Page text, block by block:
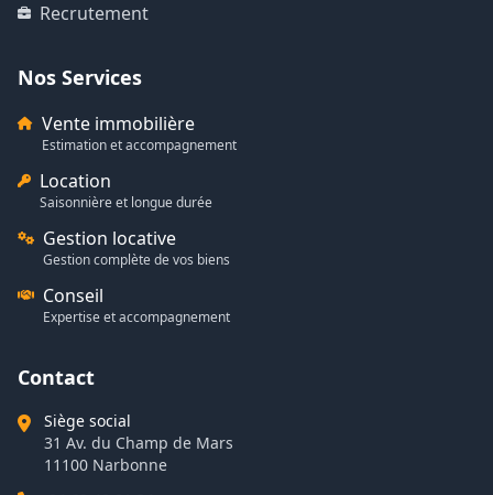
Recrutement
Nos Services
Vente immobilière
Estimation et accompagnement
Location
Saisonnière et longue durée
Gestion locative
Gestion complète de vos biens
Conseil
Expertise et accompagnement
Contact
Siège social
31 Av. du Champ de Mars
11100 Narbonne